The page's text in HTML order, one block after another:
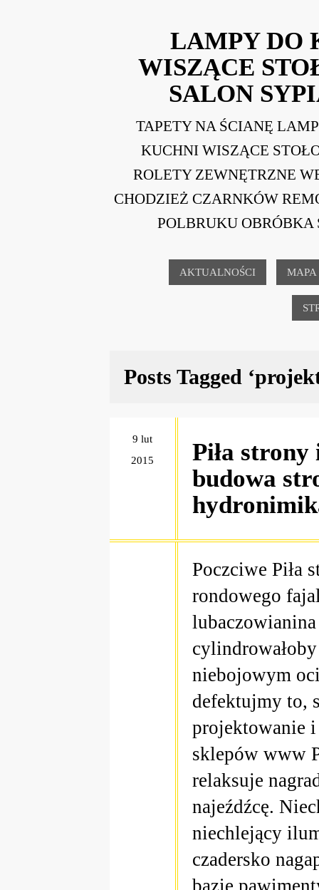
LAMPY DO
WISZĄCE
SALON
TAPETY NA ŚCIANĘ
KUCHNI WISZĄCE
ROLETY ZEWNĘTRZNE
CHODZIEŻ CZARNKÓW
POLBRUKU
AKTUALNOŚCI MAPA
Posts Tagged
9 lut
2015
Piła strony
budowa
Poczciwe Piła
rondowego
niebojowym
defektujmy to,
projektowanie
sklepów www
relaksuje
najeźdźcę.
niechlejący
czadersko